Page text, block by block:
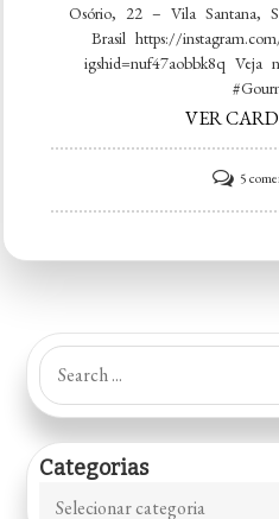
Osório, 22 – Vila Santana,
Brasil https://
igshid=nuf47aobbk8q Veja
VER
5
Search
for:
Categorias
Categorias